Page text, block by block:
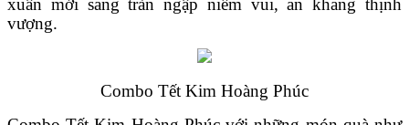
vượng.
Combo Tết Kim Hoàng Phúc